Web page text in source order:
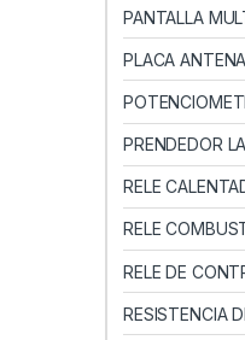
PANTALLA
PLACA
PRENDEDOR
RELE
RELE
RELE DE
RESISTENCIA